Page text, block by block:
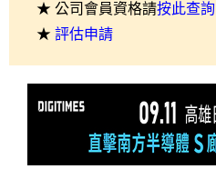
★ 公司會員資格請按此查詢
★ 評估申請